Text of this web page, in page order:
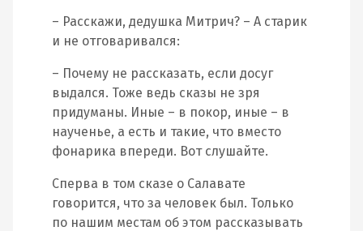
– Расскажи, дедушка Митрич? – А старик
и не отговаривался:
– Почему не рассказать, если досуг
выдался. Тоже ведь сказы не зря
придуманы. Иные – в покор, иные – в
наученье, а есть и такие, что вместо
фонарика впереди. Вот слушайте.
Сперва в том сказе о Салавате
говорится, что за человек был. Только
по нашим местам об этом рассказывать